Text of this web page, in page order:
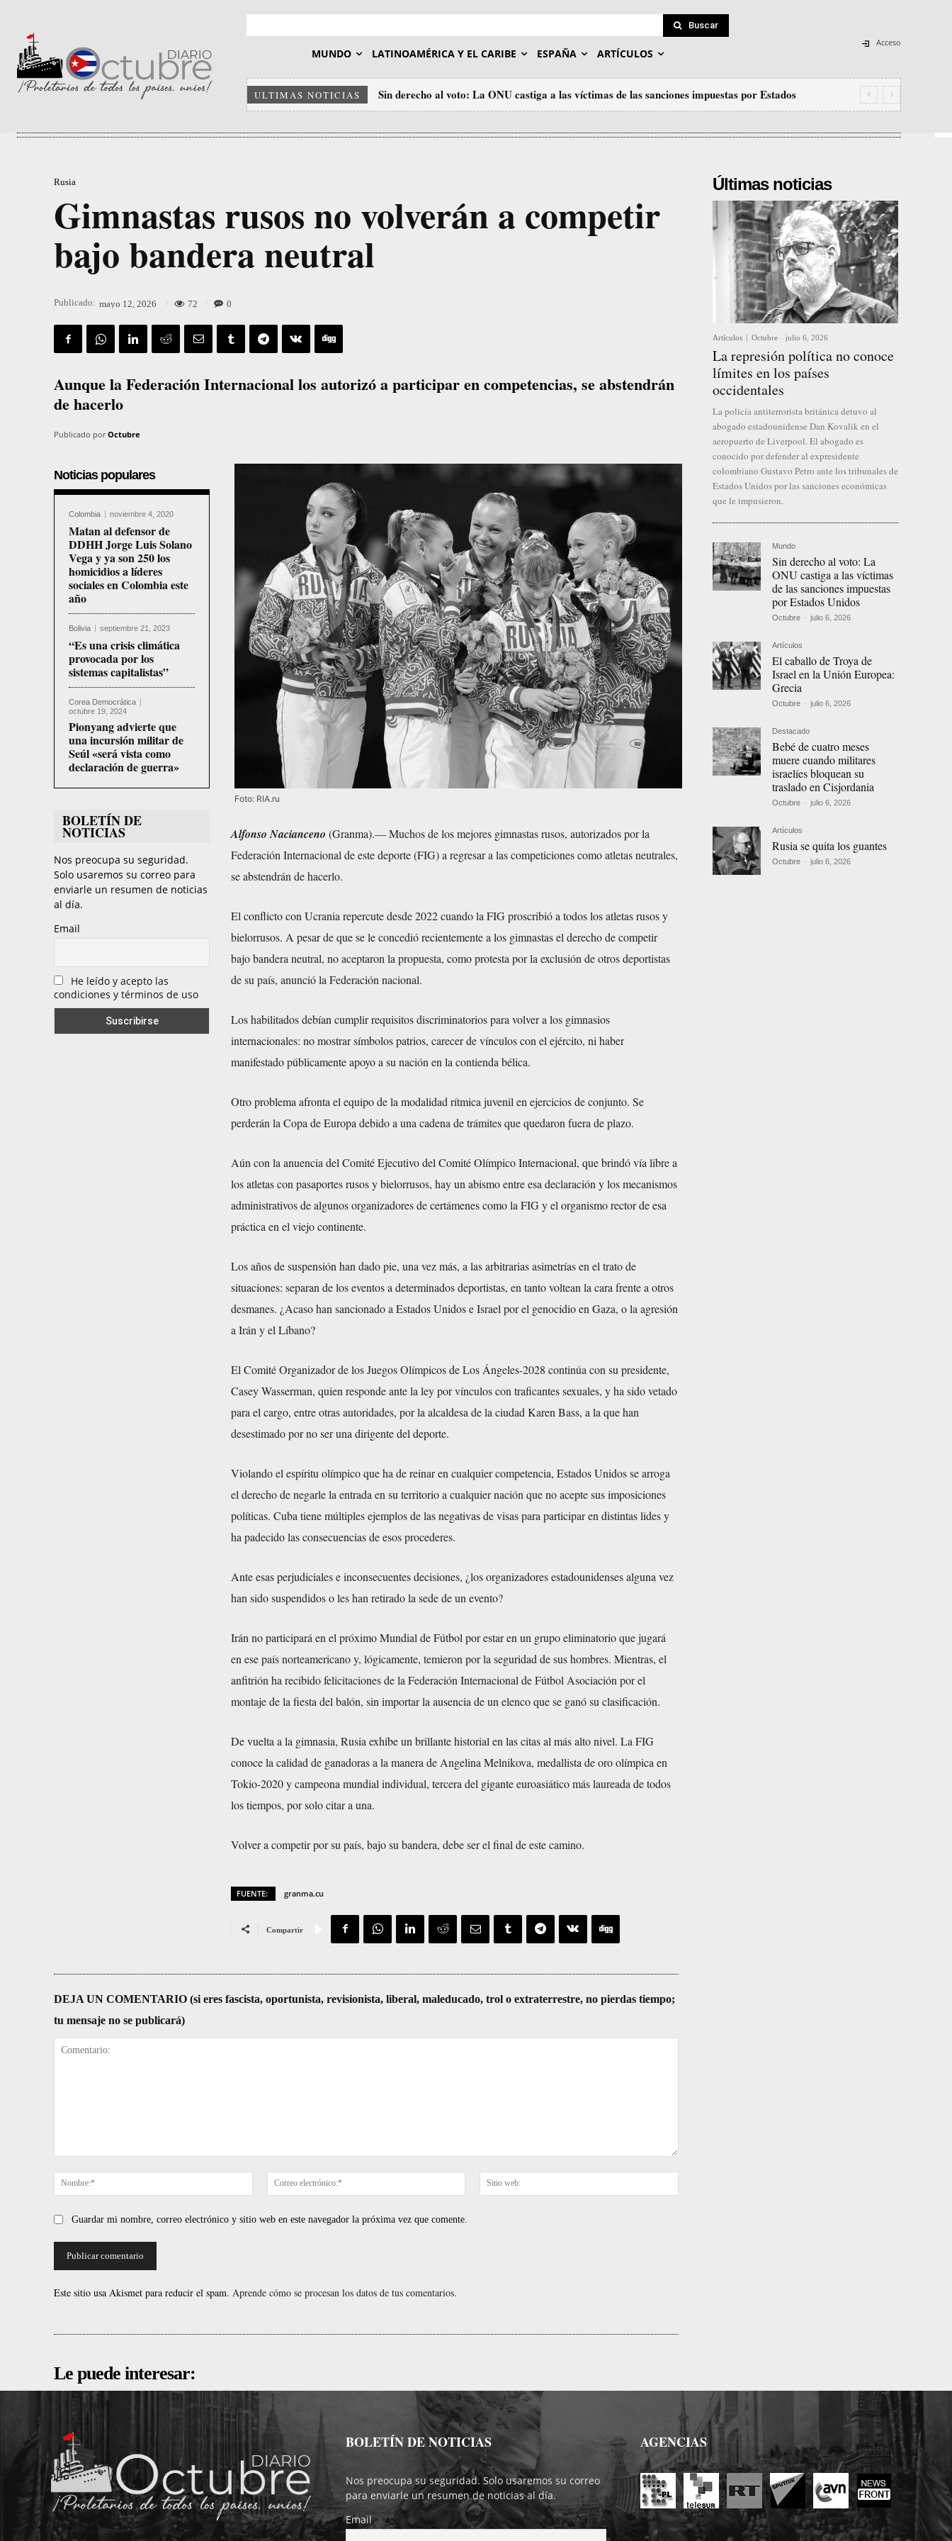
Buscar
MUNDO LATINOAMÉRICA Y EL CARIBE ESPAÑA ARTÍCULOS
Acceso
ULTIMAS NOTICIAS
Sin derecho al voto: La ONU castiga a las víctimas de las sanciones impuestas por Estados
Unidos
Rusia
Gimnastas rusos no volverán a competir
bajo bandera neutral
Publicado: mayo 12, 2026 72 0
Aunque la Federación Internacional los autorizó a participar en competencias, se abstendrán
de hacerlo
Publicado por Octubre
Noticias populares
Colombia noviembre 4, 2020
Matan al defensor de
DDHH Jorge Luis Solano
Vega y ya son 250 los
homicidios a líderes
sociales en Colombia este
año
Bolivia septiembre 21, 2023
“Es una crisis climática
provocada por los
sistemas capitalistas”
Corea Democrática
octubre 19, 2024
Pionyang advierte que
una incursión militar de
Seúl «será vista como
declaración de guerra»
BOLETÍN DE
NOTICIAS
Nos preocupa su seguridad.
Solo usaremos su correo para
enviarle un resumen de noticias
al día.
Email
He leído y acepto las
condiciones y términos de uso
Foto: RIA.ru
Alfonso Nacianceno (Granma).— Muchos de los mejores gimnastas rusos, autorizados por la
Federación Internacional de este deporte (FIG) a regresar a las competiciones como atletas neutrales,
se abstendrán de hacerlo.
El conflicto con Ucrania repercute desde 2022 cuando la FIG proscribió a todos los atletas rusos y
bielorrusos. A pesar de que se le concedió recientemente a los gimnastas el derecho de competir
bajo bandera neutral, no aceptaron la propuesta, como protesta por la exclusión de otros deportistas
de su país, anunció la Federación nacional.
Los habilitados debían cumplir requisitos discriminatorios para volver a los gimnasios
internacionales: no mostrar símbolos patrios, carecer de vínculos con el ejército, ni haber
manifestado públicamente apoyo a su nación en la contienda bélica.
Otro problema afronta el equipo de la modalidad rítmica juvenil en ejercicios de conjunto. Se
perderán la Copa de Europa debido a una cadena de trámites que quedaron fuera de plazo.
Aún con la anuencia del Comité Ejecutivo del Comité Olímpico Internacional, que brindó vía libre a
los atletas con pasaportes rusos y bielorrusos, hay un abismo entre esa declaración y los mecanismos
administrativos de algunos organizadores de certámenes como la FIG y el organismo rector de esa
práctica en el viejo continente.
Los años de suspensión han dado pie, una vez más, a las arbitrarias asimetrías en el trato de
situaciones: separan de los eventos a determinados deportistas, en tanto voltean la cara frente a otros
desmanes. ¿Acaso han sancionado a Estados Unidos e Israel por el genocidio en Gaza, o la agresión
a Irán y el Líbano?
El Comité Organizador de los Juegos Olímpicos de Los Ángeles-2028 continúa con su presidente,
Casey Wasserman, quien responde ante la ley por vínculos con traficantes sexuales, y ha sido vetado
para el cargo, entre otras autoridades, por la alcaldesa de la ciudad Karen Bass, a la que han
desestimado por no ser una dirigente del deporte.
Violando el espíritu olímpico que ha de reinar en cualquier competencia, Estados Unidos se arroga
el derecho de negarle la entrada en su territorio a cualquier nación que no acepte sus imposiciones
políticas. Cuba tiene múltiples ejemplos de las negativas de visas para participar en distintas lides y
ha padecido las consecuencias de esos procederes.
Ante esas perjudiciales e inconsecuentes decisiones, ¿los organizadores estadounidenses alguna vez
han sido suspendidos o les han retirado la sede de un evento?
Irán no participará en el próximo Mundial de Fútbol por estar en un grupo eliminatorio que jugará
en ese país norteamericano y, lógicamente, temieron por la seguridad de sus hombres. Mientras, el
anfitrión ha recibido felicitaciones de la Federación Internacional de Fútbol Asociación por el
montaje de la fiesta del balón, sin importar la ausencia de un elenco que se ganó su clasificación.
De vuelta a la gimnasia, Rusia exhibe un brillante historial en las citas al más alto nivel. La FIG
conoce la calidad de ganadoras a la manera de Angelina Melnikova, medallista de oro olímpica en
Tokio-2020 y campeona mundial individual, tercera del gigante euroasiático más laureada de todos
los tiempos, por solo citar a una.
Volver a competir por su país, bajo su bandera, debe ser el final de este camino.
FUENTE: granma.cu
Compartir
DEJA UN COMENTARIO (si eres fascista, oportunista, revisionista, liberal, maleducado, trol o extraterrestre, no pierdas tiempo;
tu mensaje no se publicará)
Nombre:*
Correo
electrónico:*
web:
Guardar mi nombre, correo electrónico y sitio web en este navegador la próxima vez que comente.
Este sitio usa Akismet para reducir el spam. Aprende cómo se procesan los datos de tus comentarios.
Últimas noticias
Artículos Octubre - julio 6, 2026
La represión política no conoce
límites en los países
occidentales
La policía antiterrorista británica detuvo al
abogado estadounidense Dan Kovalik en el
aeropuerto de Liverpool. El abogado es
conocido por defender al expresidente
colombiano Gustavo Petro ante los tribunales de
Estados Unidos por las sanciones económicas
que le impusieron.
Mundo
Sin derecho al voto: La
ONU castiga a las víctimas
de las sanciones impuestas
por Estados Unidos
Octubre - julio 6, 2026
Artículos
El caballo de Troya de
Israel en la Unión Europea:
Grecia
Octubre - julio 6, 2026
Destacado
Bebé de cuatro meses
muere cuando militares
israelíes bloquean su
traslado en Cisjordania
Octubre - julio 6, 2026
Artículos
Rusia se quita los guantes
Octubre - julio 6, 2026
Le puede interesar:
BOLETÍN DE NOTICIAS
Nos preocupa su seguridad. Solo usaremos su correo
para enviarle un resumen de noticias al día.
Email
AGENCIAS